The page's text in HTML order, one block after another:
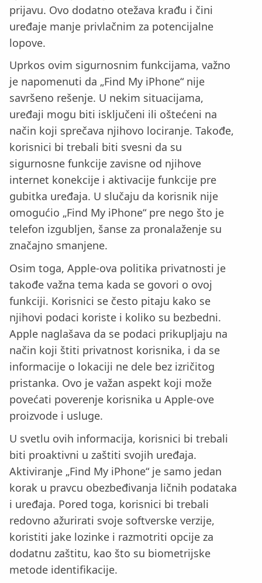
prijavu. Ovo dodatno otežava krađu i čini
uređaje manje privlačnim za potencijalne
lopove.
Uprkos ovim sigurnosnim funkcijama, važno
je napomenuti da „Find My iPhone“ nije
savršeno rešenje. U nekim situacijama,
uređaji mogu biti isključeni ili oštećeni na
način koji sprečava njihovo lociranje. Takođe,
korisnici bi trebali biti svesni da su
sigurnosne funkcije zavisne od njihove
internet konekcije i aktivacije funkcije pre
gubitka uređaja. U slučaju da korisnik nije
omogućio „Find My iPhone“ pre nego što je
telefon izgubljen, šanse za pronalaženje su
značajno smanjene.
Osim toga, Apple-ova politika privatnosti je
takođe važna tema kada se govori o ovoj
funkciji. Korisnici se često pitaju kako se
njihovi podaci koriste i koliko su bezbedni.
Apple naglašava da se podaci prikupljaju na
način koji štiti privatnost korisnika, i da se
informacije o lokaciji ne dele bez izričitog
pristanka. Ovo je važan aspekt koji može
povećati poverenje korisnika u Apple-ove
proizvode i usluge.
U svetlu ovih informacija, korisnici bi trebali
biti proaktivni u zaštiti svojih uređaja.
Aktiviranje „Find My iPhone“ je samo jedan
korak u pravcu obezbeđivanja ličnih podataka
i uređaja. Pored toga, korisnici bi trebali
redovno ažurirati svoje softverske verzije,
koristiti jake lozinke i razmotriti opcije za
dodatnu zaštitu, kao što su biometrijske
metode identifikacije.